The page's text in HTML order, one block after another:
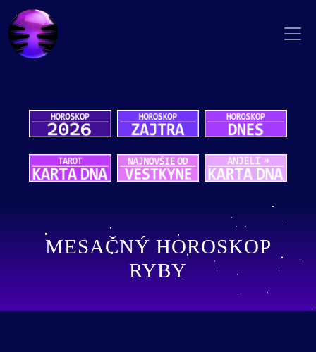
MESAČNÝ HOROSKOP
RYBY